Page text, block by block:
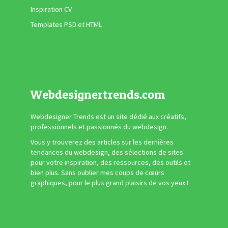
Inspiration CV
Templates PSD et HTML
Webdesignertrends.com
Webdesigner Trends est un site dédié aux créatifs,
professionnels et passionnés du webdesign.
Vous y trouverez des articles sur les dernières
tendances du webdesign, des sélections de sites
pour votre inspiration, des ressources, des outils et
bien plus. Sans oublier mes coups de cœurs
graphiques, pour le plus grand plaisirs de vos yeux !